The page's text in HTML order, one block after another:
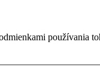
používania